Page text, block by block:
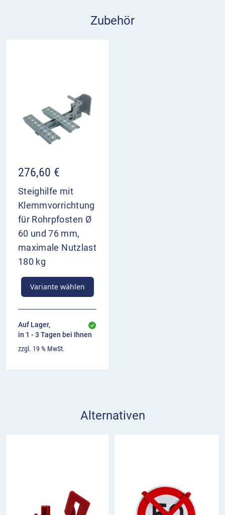
vollständige Abdeckung des Schildes
Zubehör
276,60 €
Steighilfe mit
Klemmvorrichtung
für Rohrpfosten Ø
60 und 76 mm,
maximale Nutzlast
180 kg
Variante wählen
Auf Lager,
in 1 - 3 Tagen bei Ihnen
zzgl. 19 % MwSt.
Alternativen